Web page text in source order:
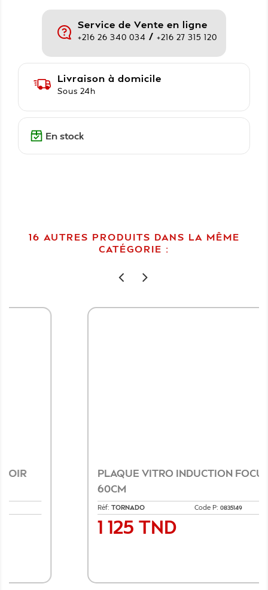
Service de Vente en ligne
+216 26 340 034 / +216 27 315 120
Livraison à domicile
Sous 24h
En stock
16 AUTRES PRODUITS DANS LA MÊME
CATÉGORIE :
PLAQUE VITRO INDUCTION FOCUS
Code P:
1 125 TND